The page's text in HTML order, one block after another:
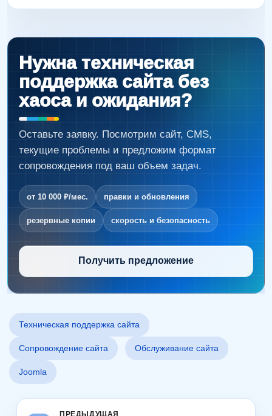
Нужна техническая
поддержка сайта без
хаоса и ожидания?
Оставьте заявку. Посмотрим сайт, CMS,
текущие проблемы и предложим формат
сопровождения под ваш объем задач.
от 10 000 ₽/мес. правки и обновления
резервные копии скорость и безопасность
Получить предложение
Техническая поддержка сайта
Сопровождение сайта Обслуживание сайта
Joomla